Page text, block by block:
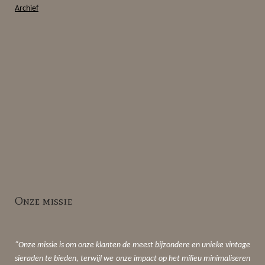
Archief
Onze missie
"Onze missie is om onze klanten de meest bijzondere en unieke vintage
sieraden te bieden, terwijl we onze impact op het milieu minimaliseren